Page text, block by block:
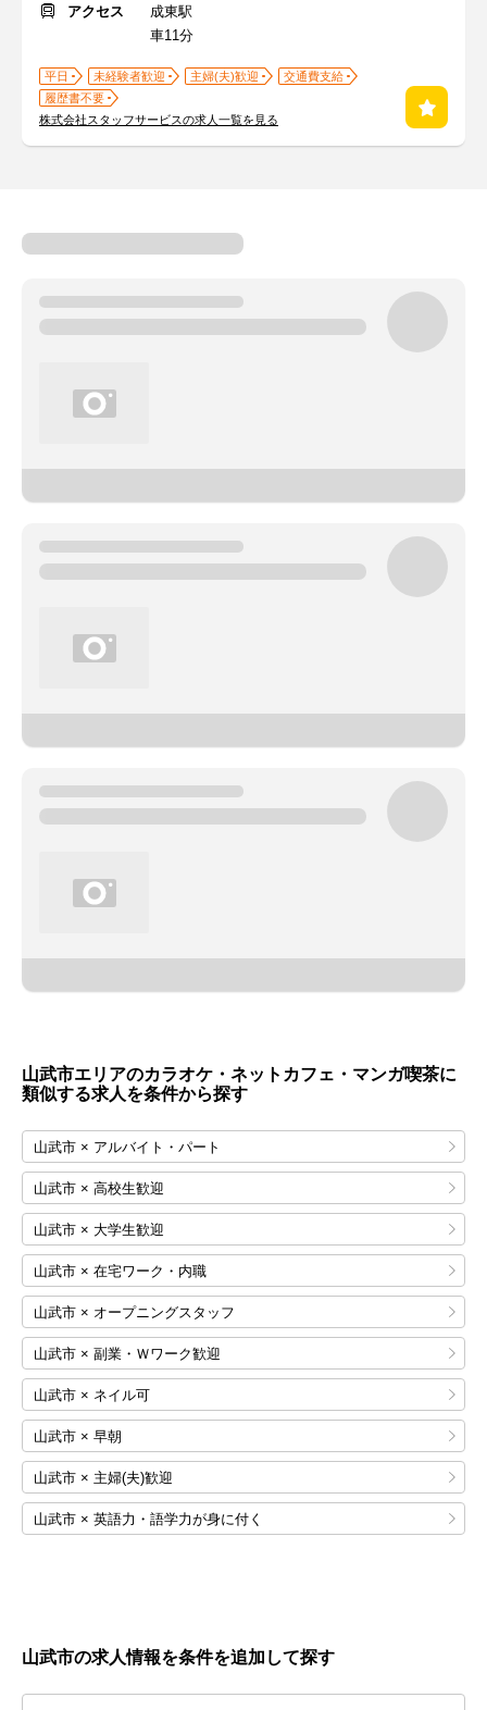
アクセス
成東駅
車11分
平日 未経験者歓迎 主婦(夫)歓迎
交通費支給
履歴書不要
株式会社スタッフサービスの求人一覧を見る
山武市エリアのカラオケ・ネットカフェ・マンガ喫茶に
類似する求人を条件から探す
山武市 × アルバイト・パート
山武市 × 高校生歓迎
山武市 × 大学生歓迎
山武市 × 在宅ワーク・内職
山武市 × オープニングスタッフ
山武市 × 副業・Ｗワーク歓迎
山武市 × ネイル可
山武市 × 早朝
山武市 × 主婦(夫)歓迎
山武市 × 英語力・語学力が身に付く
山武市の求人情報を条件を追加して探す